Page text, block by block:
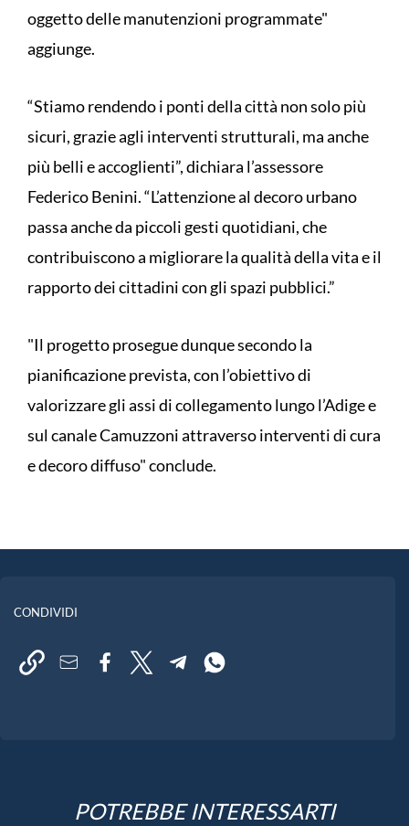
oggetto delle manutenzioni programmate"
aggiunge.
“Stiamo rendendo i ponti della città non solo più
sicuri, grazie agli interventi strutturali, ma anche
più belli e accoglienti”, dichiara l’assessore
Federico Benini. “L’attenzione al decoro urbano
passa anche da piccoli gesti quotidiani, che
contribuiscono a migliorare la qualità della vita e il
rapporto dei cittadini con gli spazi pubblici.”
"Il progetto prosegue dunque secondo la
pianificazione prevista, con l’obiettivo di
valorizzare gli assi di collegamento lungo l’Adige e
sul canale Camuzzoni attraverso interventi di cura
e decoro diffuso" conclude.
CONDIVIDI
POTREBBE INTERESSARTI